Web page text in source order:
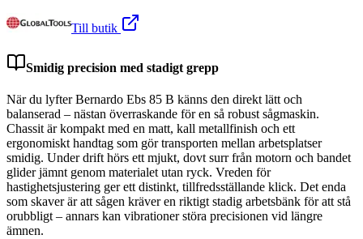
Till butik
Smidig precision med stadigt grepp
När du lyfter Bernardo Ebs 85 B känns den direkt lätt och
balanserad – nästan överraskande för en så robust sågmaskin.
Chassit är kompakt med en matt, kall metallfinish och ett
ergonomiskt handtag som gör transporten mellan arbetsplatser
smidig. Under drift hörs ett mjukt, dovt surr från motorn och bandet
glider jämnt genom materialet utan ryck. Vreden för
hastighetsjustering ger ett distinkt, tillfredsställande klick. Det enda
som skaver är att sågen kräver en riktigt stadig arbetsbänk för att stå
orubbligt – annars kan vibrationer störa precisionen vid längre
ämnen.